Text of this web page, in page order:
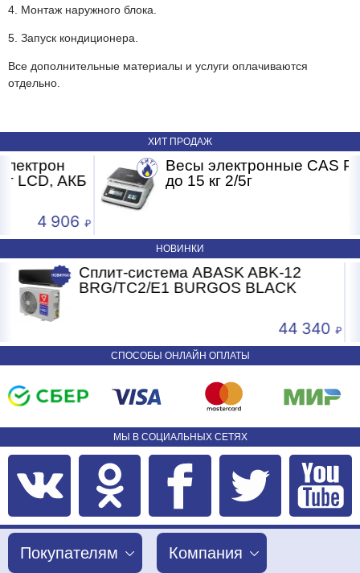
4. Монтаж наружного блока.
5. Запуск кондиционера.
Все дополнительные материалы и услуги оплачиваются
отдельно.
ХИТ ПРОДАЖ
АКБ
906
Весы электронные CAS PRII -
до 15 кг 2/5г
НОВИНКИ
Сплит-система ABASK ABK-12
BRG/TC2/E1 BURGOS BLACK
Сплит-
СПОСОБЫ ОНЛАЙН ОПЛАТЫ
МЫ В СОЦИАЛЬНЫХ СЕТЯХ
Покупателям Компания